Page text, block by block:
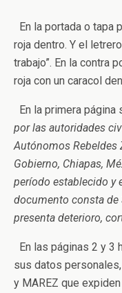
En la portada o tapa
roja dentro. Y el
trabajo”. En la contra
roja con un caracol
En la primera página
por las autoridades
Autónomos Rebeldes
Gobierno, Chiapas,
período establecido y
documento consta de
presenta deterioro,
En las páginas 2 y 3
sus datos
y MAREZ que